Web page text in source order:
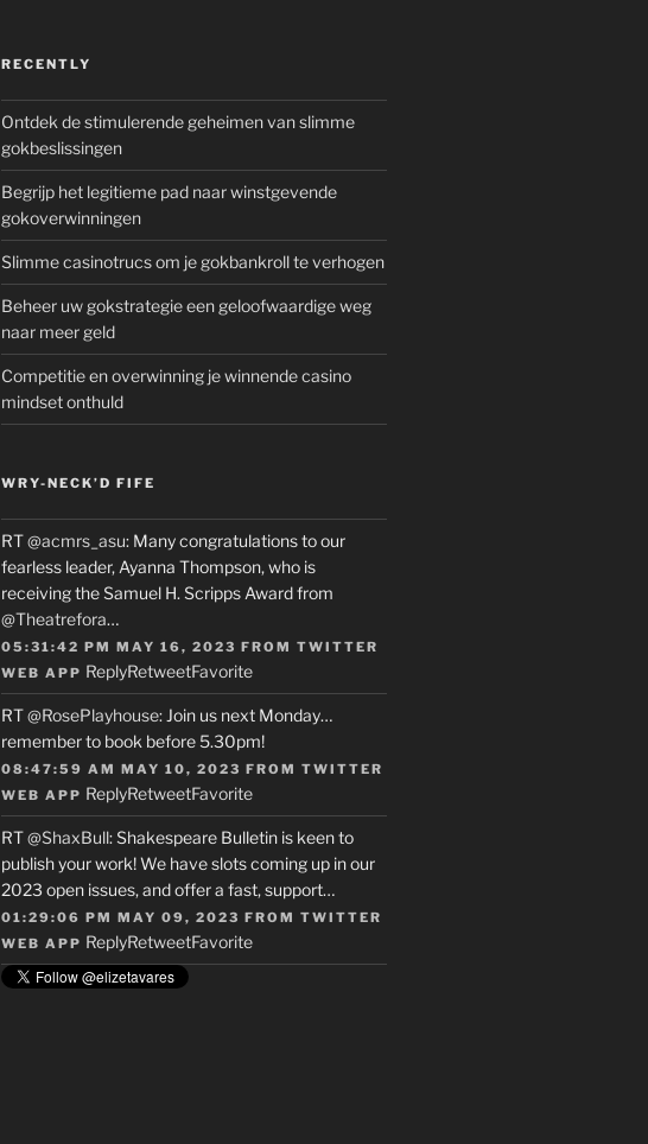
RECENTLY
Ontdek de stimulerende geheimen van slimme
gokbeslissingen
Begrijp het legitieme pad naar winstgevende
gokoverwinningen
Slimme casinotrucs om je gokbankroll te verhogen
Beheer uw gokstrategie een geloofwaardige weg
naar meer geld
Competitie en overwinning je winnende casino
mindset onthuld
WRY-NECK’D FIFE
RT@acmrs_asu: Many congratulations to our
fearless leader, Ayanna Thompson, who is
receiving the Samuel H. Scripps Award from
@Theatrefora…
05:31:42 PM MAY 16, 2023 FROM TWITTER
WEB APP ReplyRetweetFavorite
RT@RosePlayhouse: Join us next Monday…
remember to book before 5.30pm!
08:47:59 AM MAY 10, 2023 FROM TWITTER
WEB APP ReplyRetweetFavorite
RT@ShaxBull: Shakespeare Bulletin is keen to
publish your work! We have slots coming up in our
2023 open issues, and offer a fast, support…
01:29:06 PM MAY 09, 2023 FROM TWITTER
WEB APP ReplyRetweetFavorite